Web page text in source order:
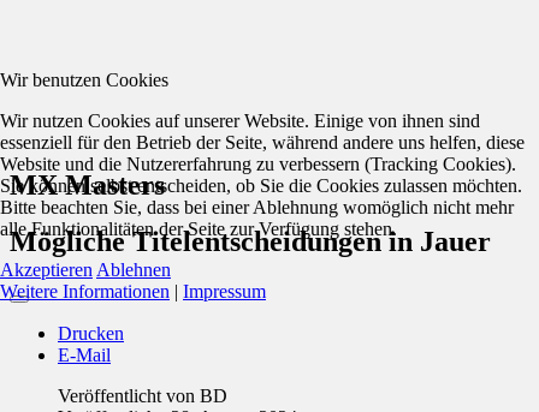
MX Masters
Mögliche Titelentscheidungen in Jauer
Drucken
E-Mail
Veröffentlicht von BD
Wir benutzen Cookies
Wir nutzen Cookies auf unserer Website. Einige von ihnen sind
essenziell für den Betrieb der Seite, während andere uns helfen, diese
Website und die Nutzererfahrung zu verbessern (Tracking Cookies).
Sie können selbst entscheiden, ob Sie die Cookies zulassen möchten.
Bitte beachten Sie, dass bei einer Ablehnung womöglich nicht mehr
alle Funktionalitäten der Seite zur Verfügung stehen.
Akzeptieren Ablehnen
Weitere Informationen | Impressum